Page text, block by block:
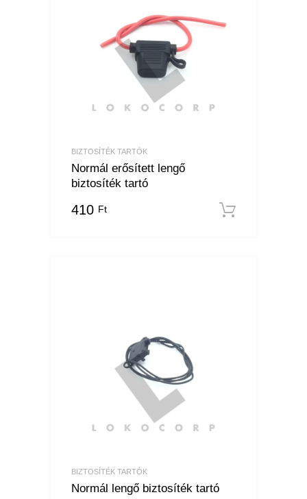
BIZTOSÍTÉK TARTÓK
Normál erősített lengő
biztosíték tartó
410 Ft
BIZTOSÍTÉK TARTÓK
Normál lengő biztosíték tartó